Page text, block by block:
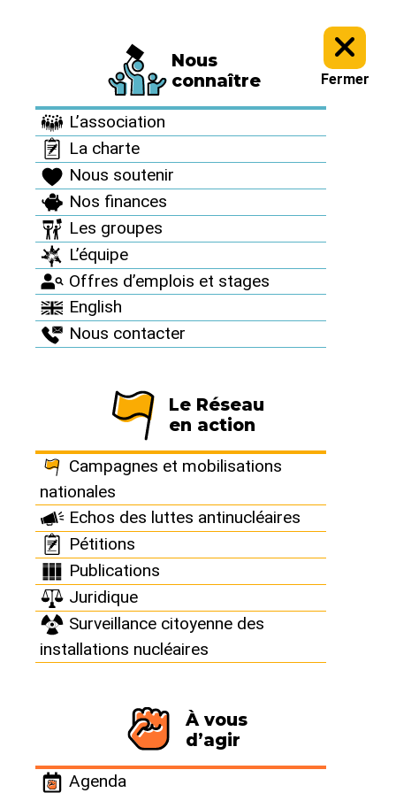
Nous
connaître
L’association
La charte
Nous soutenir
Nos finances
Les groupes
L’équipe
Offres d’emplois et stages
English
Nous contacter
Le Réseau
en action
Campagnes et mobilisations
nationales
Echos des luttes antinucléaires
Pétitions
Publications
Juridique
Surveillance citoyenne des
installations nucléaires
À vous
d’agir
Agenda
Fermer
À vous d’agir > Agenda >
Agenda
2025
25
août
2025
30
oct
CAMP
Septembre Infini :
ça va gare-burer !
Gondrecourt-le-Château (55130)
Grand-Est
Lundi 25 août 2025 / Jeudi 30 octobre 2025
Lieu :La Gare - Ancienne Gare de Luméville,
Château (55130)